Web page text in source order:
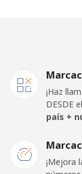
Celular
Línea fija
¡Haz
DESDE
país +
¡Mejora